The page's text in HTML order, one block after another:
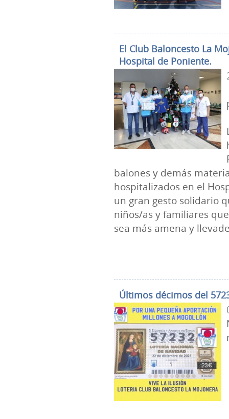
El Club Baloncesto La
Hospital de Poniente.
balones y demás
hospitalizados en el
un gran gesto solidario
niños/as y familiares
sea más amena y
Últimos décimos del